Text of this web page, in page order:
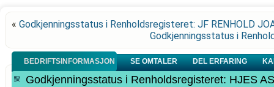
« Godkjenningsstatus i Renholdsregisteret: JF RENHOLD
Godkjenningsstatus i
BEDRIFTSINFORMASJON SE OMTALER DEL ERFARING
Godkjenningsstatus i Renholdsregisteret: HJES AS